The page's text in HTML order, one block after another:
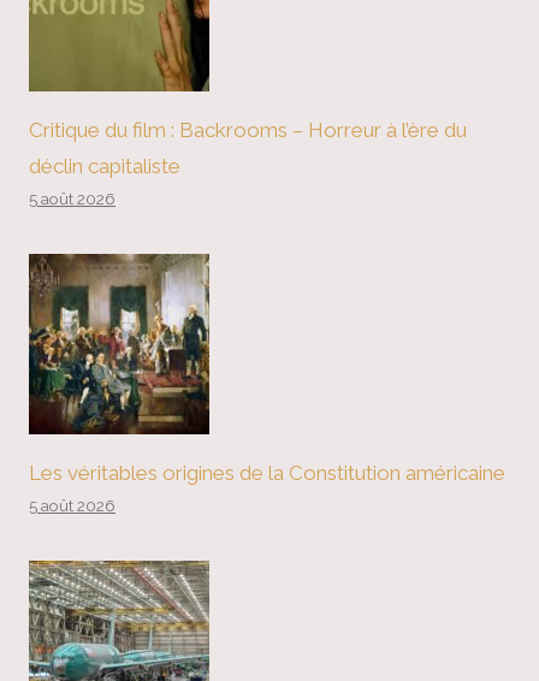
Critique du film : Backrooms – Horreur à l’ère du
déclin capitaliste
5 août 2026
Les véritables origines de la Constitution américaine
5 août 2026